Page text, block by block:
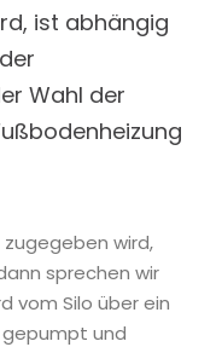
ist abhängig
Wahl der
wird,
sprechen wir
vom Silo über ein
gepumpt und